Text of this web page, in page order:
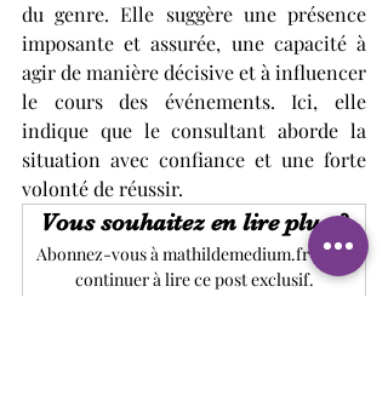
du genre. Elle suggère une présence
imposante et assurée, une capacité à
agir de manière décisive et à influencer
le cours des événements. Ici, elle
indique que le consultant aborde la
situation avec confiance et une forte
volonté de réussir.
Vous souhaitez en lire plus ?
Abonnez-vous à mathildemedium.fr pour
continuer à lire ce post exclusif.